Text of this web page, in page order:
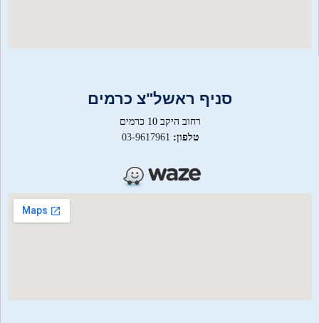
סניף ראשל"צ כרמים
רחוב היקב 10 כרמים
טלפון: 03-9617961